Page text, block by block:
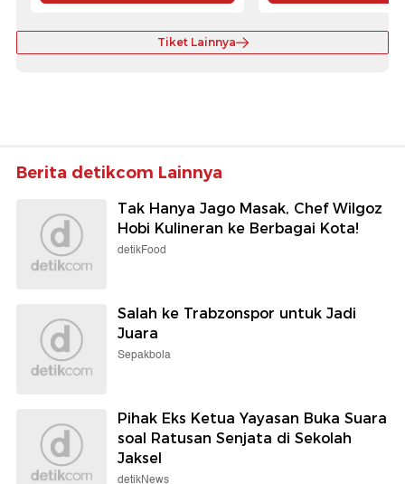
Tiket Lainnya
Berita detikcom Lainnya
Tak Hanya Jago Masak, Chef Wilgoz
Hobi Kulineran ke Berbagai Kota!
detikFood
Salah ke Trabzonspor untuk Jadi
Juara
Sepakbola
Pihak Eks Ketua Yayasan Buka Suara
soal Ratusan Senjata di Sekolah
Jaksel
detikNews